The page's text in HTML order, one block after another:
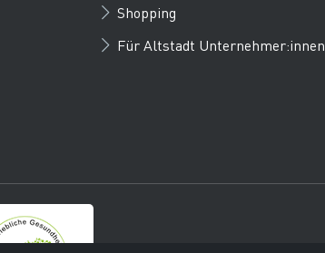
Shopping
Für Altstadt Unternehmer:innen